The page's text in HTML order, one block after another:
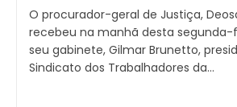
O procurador-geral de Justiça,
recebeu na manhã desta
seu gabinete, Gilmar Brunetto,
Sindicato dos Trabalhadores da...